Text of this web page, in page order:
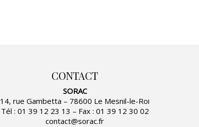
CONTACT
SORAC
14, rue Gambetta – 78600 Le Mesnil-le-Roi
Tél : 01 39 12 23 13 – Fax : 01 39 12 30 02
contact@sorac.fr